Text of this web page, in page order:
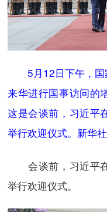
5月12日下午，国
来华进行国事访问的
这是会谈前，习近平
举行欢迎仪式。新华
会谈前，习近平在
举行欢迎仪式。